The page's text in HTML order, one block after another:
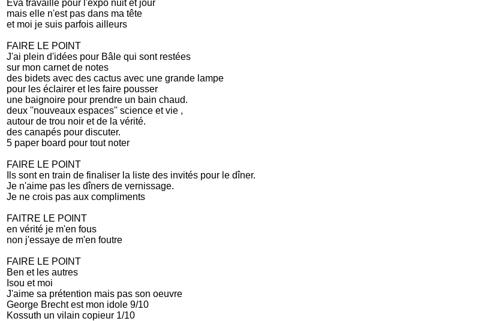
Eva travaille pour l'expo nuit et jour
mais elle n'est pas dans ma tête
et moi je suis parfois ailleurs
FAIRE LE POINT
J'ai plein d'idées pour Bâle qui sont restées
sur mon carnet de notes
des bidets avec des cactus avec une grande lampe
pour les éclairer et les faire pousser
une baignoire pour prendre un bain chaud.
deux ''nouveaux espaces'' science et vie ,
autour de trou noir et de la vérité.
des canapés pour discuter.
5 paper board pour tout noter
FAIRE LE POINT
Ils sont en train de finaliser la liste des invités pour le dîner.
Je n'aime pas les dîners de vernissage.
Je ne crois pas aux compliments
FAITRE LE POINT
en vérité je m'en fous
non j'essaye de m'en foutre
FAIRE LE POINT
Ben et les autres
Isou et moi
J'aime sa prétention mais pas son oeuvre
George Brecht est mon idole 9/10
Kossuth un vilain copieur 1/10